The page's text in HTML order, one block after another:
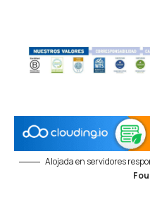
Alojada en servidores